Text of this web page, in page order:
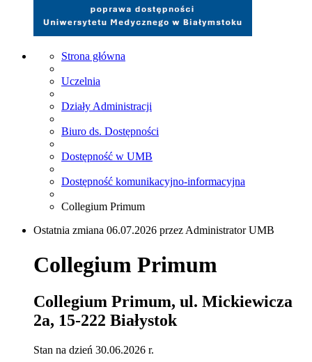
Strona główna
Uczelnia
Działy Administracji
Biuro ds. Dostępności
Dostępność w UMB
Dostępność komunikacyjno-informacyjna
Collegium Primum
Ostatnia zmiana 06.07.2026 przez Administrator UMB
Collegium Primum
Collegium Primum, ul. Mickiewicza
2a, 15-222 Białystok
Stan na dzień 30.06.2026 r.